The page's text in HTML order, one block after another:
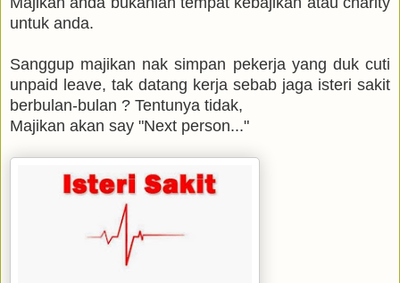
untuk anda.
Sanggup majikan nak simpan pekerja yang duk cuti
unpaid leave, tak datang kerja sebab jaga isteri sakit
berbulan-bulan ? Tentunya tidak,
Majikan akan say "Next person..."